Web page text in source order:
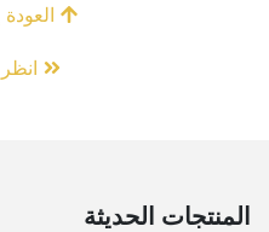
المنتجات الحديثة